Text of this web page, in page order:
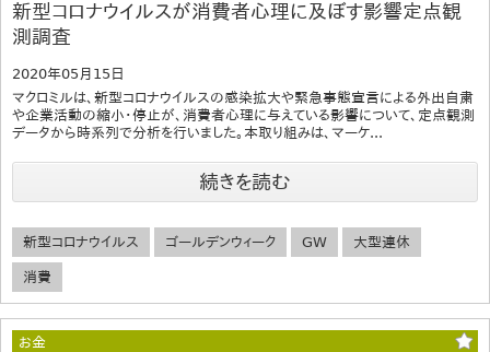
新型コロナウイルスが消費者心理に及ぼす影響定点観
測調査
2020年05月15日
マクロミルは、新型コロナウイルスの感染拡大や緊急事態宣言による外出自粛
や企業活動の縮小・停止が、消費者心理に与えている影響について、定点観測
データから時系列で分析を行いました。本取り組みは、マーケ...
続きを読む
新型コロナウイルス ゴールデンウィーク GW 大型連休
消費
お金